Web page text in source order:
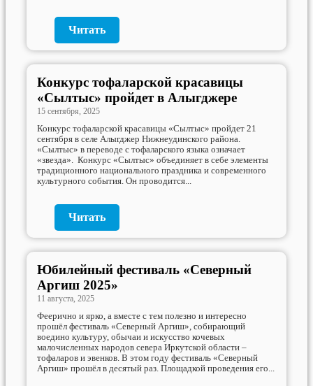
Читать
Конкурс тофаларской красавицы
«Сылтыс» пройдет в Алыгджере
15 сентября, 2025
Конкурс тофаларской красавицы «Сылтыс» пройдет 21
сентября в селе Алыгджер Нижнеудинского района.
«Сылтыс» в переводе с тофаларского языка означает
«звезда». Конкурс «Сылтыс» объединяет в себе элементы
традиционного национального праздника и современного
культурного события. Он проводится...
Читать
Юбилейный фестиваль «Северный
Аргиш 2025»
11 августа, 2025
Феерично и ярко, а вместе с тем полезно и интересно
прошёл фестиваль «Северный Аргиш», собирающий
воедино культуру, обычаи и искусство кочевых
малочисленных народов севера Иркутской области –
тофаларов и эвенков. В этом году фестиваль «Северный
Аргиш» прошёл в десятый раз. Площадкой проведения его...